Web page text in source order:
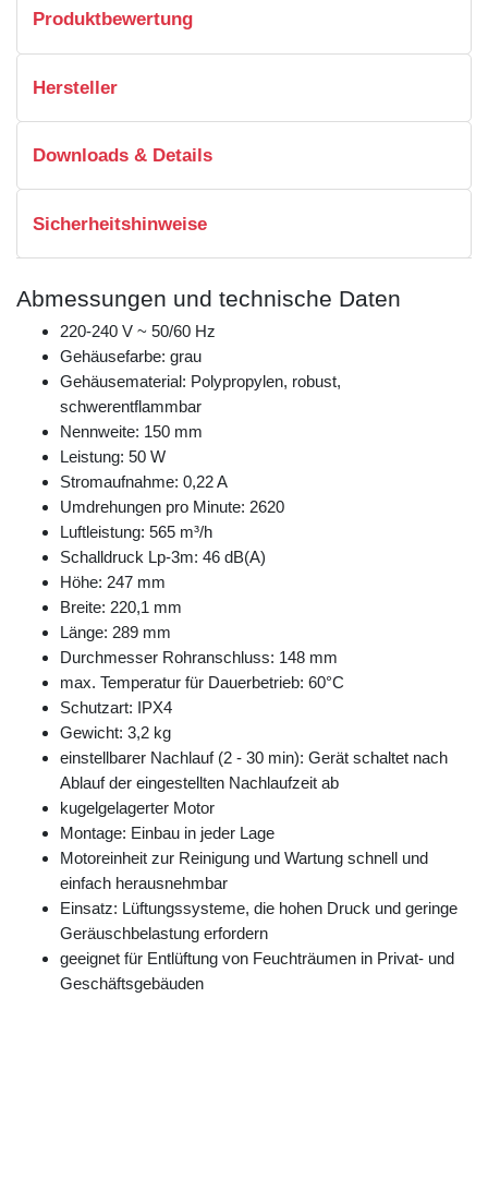
Produktbewertung
Hersteller
Downloads & Details
Sicherheitshinweise
Abmessungen und technische Daten
220-240 V ~ 50/60 Hz
Gehäusefarbe: grau
Gehäusematerial: Polypropylen, robust,
schwerentflammbar
Nennweite: 150 mm
Leistung: 50 W
Stromaufnahme: 0,22 A
Umdrehungen pro Minute: 2620
Luftleistung: 565 m³/h
Schalldruck Lp-3m: 46 dB(A)
Höhe: 247 mm
Breite: 220,1 mm
Länge: 289 mm
Durchmesser Rohranschluss: 148 mm
max. Temperatur für Dauerbetrieb: 60°C
Schutzart: IPX4
Gewicht: 3,2 kg
einstellbarer Nachlauf (2 - 30 min): Gerät schaltet nach
Ablauf der eingestellten Nachlaufzeit ab
kugelgelagerter Motor
Montage: Einbau in jeder Lage
Motoreinheit zur Reinigung und Wartung schnell und
einfach herausnehmbar
Einsatz: Lüftungssysteme, die hohen Druck und geringe
Geräuschbelastung erfordern
geeignet für Entlüftung von Feuchträumen in Privat- und
Geschäftsgebäuden